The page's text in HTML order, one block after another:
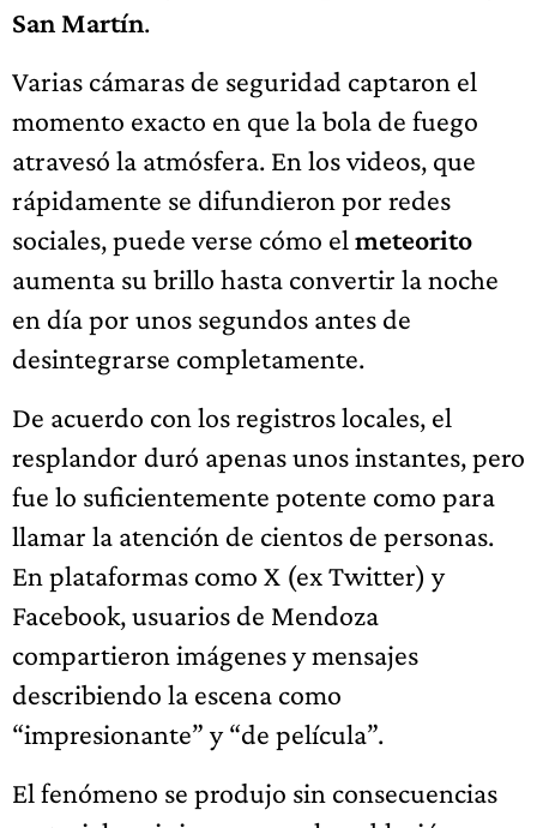
San Martín.
Varias cámaras de seguridad captaron el
momento exacto en que la bola de fuego
atravesó la atmósfera. En los videos, que
rápidamente se difundieron por redes
sociales, puede verse cómo el meteorito
aumenta su brillo hasta convertir la noche
en día por unos segundos antes de
desintegrarse completamente.
De acuerdo con los registros locales, el
resplandor duró apenas unos instantes, pero
fue lo suficientemente potente como para
llamar la atención de cientos de personas.
En plataformas como X (ex Twitter) y
Facebook, usuarios de Mendoza
compartieron imágenes y mensajes
describiendo la escena como
“impresionante” y “de película”.
El fenómeno se produjo sin consecuencias